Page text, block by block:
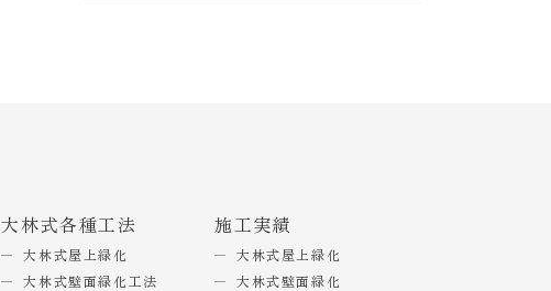
大林式各種工法
大林式屋上緑化
大林式壁面緑化工法
施工実績
大林式屋上緑化
大林式壁面緑化